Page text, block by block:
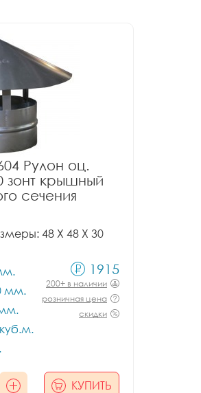
Рулон оц.
зонт крышный
сечения
48 X 48 X 30
мм.
1915
200+ в наличии
розничная цена
скидки
КУПИТЬ